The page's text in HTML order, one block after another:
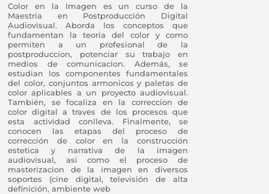
Color en la Imagen es un curso de la
Maestría en Postproducción Digital
Audiovisual. Aborda los conceptos que
fundamentan la teoria del color y como
permiten a un profesional de la
postproduccion, potenciar su trabajo en
medios de comunicacion. Además, se
estudian los componentes fundamentales
del color, conjuntos armonicos y paletas de
color aplicables a un proyecto audiovisual.
También, se focaliza en la correccion de
color digital a traves de los procesos que
esta actividad conlleva. Finalmente, se
conocen las etapas del proceso de
corrección de color en la construcción
estetica y narrativa de la imagen
audiovisual, asi como el proceso de
masterizacion de la imagen en diversos
soportes (cine digital, televisión de alta
definición, ambiente web